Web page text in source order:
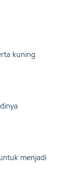
kuning
menjadi